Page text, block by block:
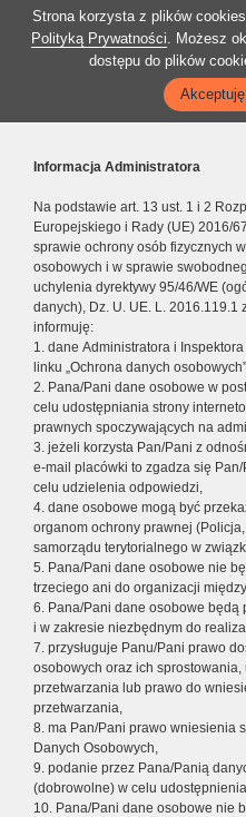
Strona korzysta z plików
Polityką Prywatności. Możesz
dostępu do plików
Informacja Administratora
Na podstawie art. 13 ust. 1 i 2
Europejskiego i Rady (UE) 2016/
sprawie ochrony osób fizycznych
osobowych i w sprawie
uchylenia dyrektywy 95/46/WE
danych), Dz. U. UE. L. 2016.119.1
informuję:
1. dane Administratora i
linku „Ochrona danych
2. Pana/Pani dane osobowe w
celu udostępniania strony
prawnych spoczywających na
3. jeżeli korzysta Pan/Pani z
e-mail placówki to zgadza się
celu udzielenia odpowiedzi,
4. dane osobowe mogą być
organom ochrony prawnej
samorządu terytorialnego w
5. Pana/Pani dane osobowe nie
trzeciego ani do organizacji
6. Pana/Pani dane osobowe będą
i w zakresie niezbędnym do
7. przysługuje Panu/Pani prawo
osobowych oraz ich
przetwarzania lub prawo do
przetwarzania,
8. ma Pan/Pani prawo wniesienia
Danych Osobowych,
9. podanie przez Pana/Panią
(dobrowolne) w celu
10. Pana/Pani dane osobowe nie